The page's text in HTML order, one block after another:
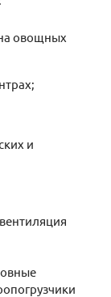
овощных
и